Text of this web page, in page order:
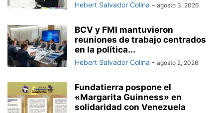
Hebert Salvador Colina - agosto 3, 2026
BCV y FMI mantuvieron
reuniones de trabajo centrados
en la política...
Hebert Salvador Colina - agosto 2, 2026
Fundatierra pospone el
«Margarita Guinness» en
solidaridad con Venezuela